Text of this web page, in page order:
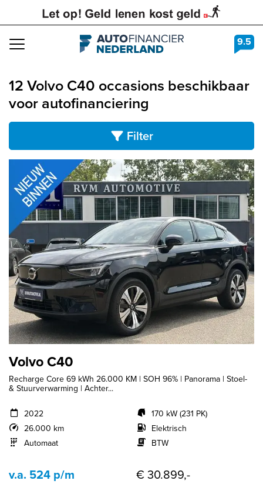
Navigation 9.5
12 Volvo C40 occasions beschikbaar
voor autofinanciering
Filter
Volvo C40
Recharge Core 69 kWh 26.000 KM | SOH 96% | Panorama | Stoel-
& Stuurverwarming | Achter...
2022
26.000 km
Automaat
170 kW (231 PK)
Elektrisch
BTW
v.a. 524 p/m € 30.899,-